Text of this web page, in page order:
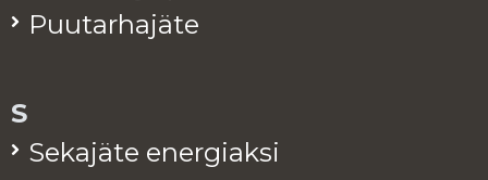
Puu­tar­ha­jä­te
S
Se­ka­jä­te ener­giak­si